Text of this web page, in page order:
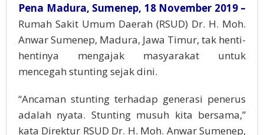
Pena Madura, Sumenep, 18 November 2019 –
Rumah Sakit Umum Daerah (RSUD) Dr. H. Moh.
Anwar Sumenep, Madura, Jawa Timur, tak henti-
hentinya mengajak masyarakat untuk
mencegah stunting sejak dini.
“Ancaman stunting terhadap generasi penerus
adalah nyata. Stunting musuh kita bersama,”
kata Direktur RSUD Dr. H. Moh. Anwar Sumenep,